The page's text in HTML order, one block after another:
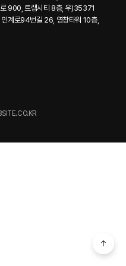
로 900, 트램시티 8층, 우)35371
인계로94번길 26, 영창타워 10층,